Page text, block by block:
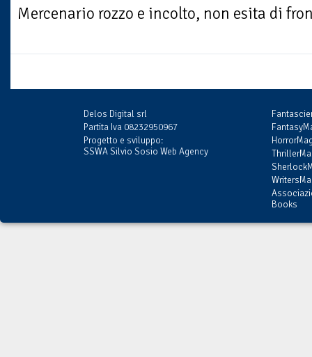
Mercenario rozzo e incolto, non esita di
Delos Digital srl
Partita Iva 08232950967
Progetto e sviluppo:
SSWA Silvio Sosio Web Agency
Books